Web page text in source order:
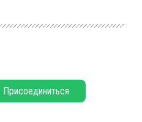
Присоединиться